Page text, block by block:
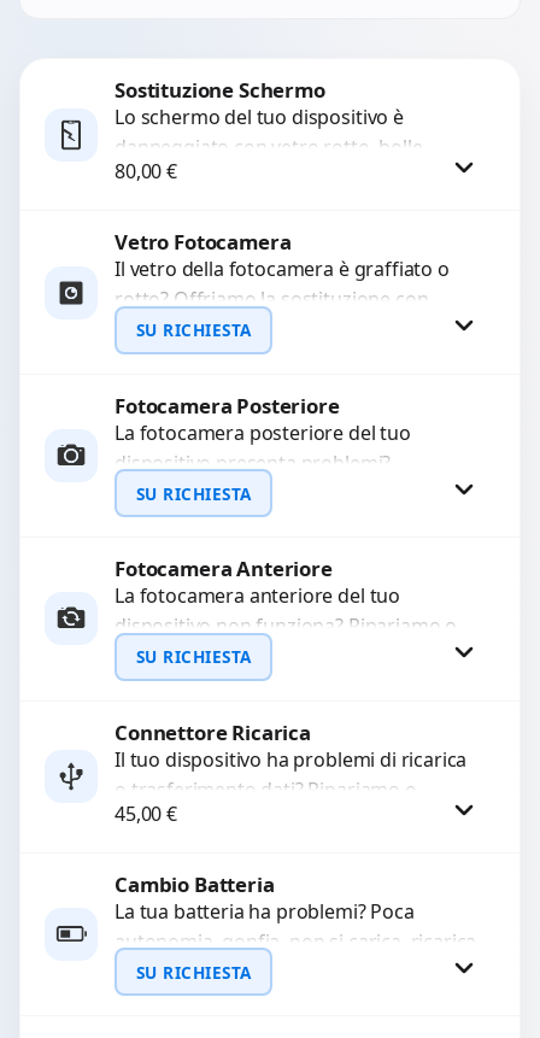
Sostituzione Schermo
Lo schermo del tuo dispositivo è
danneggiato con vetro rotto, bolle,
macchie, schermo nero o pixel morti?
80,00€
Procedi
Vetro Fotocamera
Il vetro della fotocamera è graffiato o
rotto? Offriamo la sostituzione con
ricambi di alta qualità garantiti per 3
mesi....
SU RICHIESTA
Richiedi Preventivo
WhatsApp
Fotocamera Posteriore
La fotocamera posteriore del tuo
dispositivo presenta problemi?
Interveniamo per risolvere guasti come
immagini sfocate, messa a fuoco non
SU RICHIESTA
Richiedi Preventivo
WhatsApp
Fotocamera Anteriore
La fotocamera anteriore del tuo
dispositivo non funziona? Ripariamo o
sostituiamo fotocamere guaste con
problemi come immagini sfocate, messa
SU RICHIESTA
Richiedi Preventivo
WhatsApp
Connettore Ricarica
Il tuo dispositivo ha problemi di ricarica
o trasferimento dati? Ripariamo o
sostituiamo connettori di ricarica guasti,
45,00€
Procedi
Cambio Batteria
La tua batteria ha problemi? Poca
autonomia, gonfia, non si carica, ricarica
lenta o cicli di ricarica esauriti?
Sostituiamo la...
SU RICHIESTA